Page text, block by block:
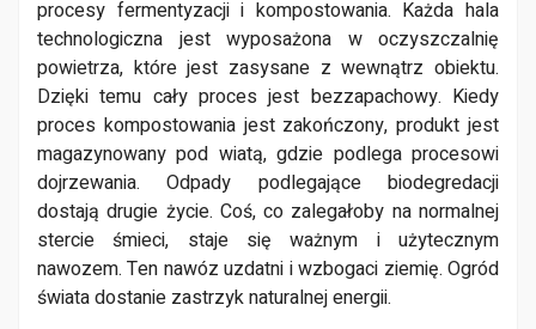
procesy fermentyzacji i kompostowania. Każda hala
technologiczna jest wyposażona w oczyszczalnię
powietrza, które jest zasysane z wewnątrz obiektu.
Dzięki temu cały proces jest bezzapachowy. Kiedy
proces kompostowania jest zakończony, produkt jest
magazynowany pod wiatą, gdzie podlega procesowi
dojrzewania. Odpady podlegające biodegredacji
dostają drugie życie. Coś, co zalegałoby na normalnej
stercie śmieci, staje się ważnym i użytecznym
nawozem. Ten nawóz uzdatni i wzbogaci ziemię. Ogród
świata dostanie zastrzyk naturalnej energii.